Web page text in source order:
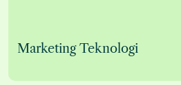
Marketing Teknologi